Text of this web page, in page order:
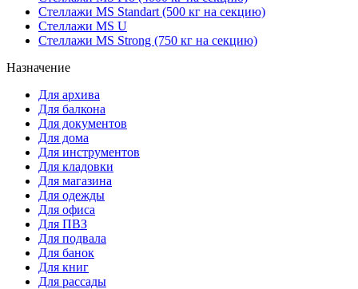
Стеллажи MS Standart (500 кг на секцию)
Стеллажи MS U
Стеллажи MS Strong (750 кг на секцию)
Назначение
Для архива
Для балкона
Для документов
Для дома
Для инструментов
Для кладовки
Для магазина
Для одежды
Для офиса
Для ПВЗ
Для подвала
Для банок
Для книг
Для рассады